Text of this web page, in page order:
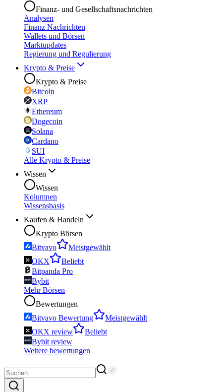
Finanz- und Gesellschaftsnachrichten
Analysen
Finanz Nachrichten
Wallets und Börsen
Marktupdates
Regierung und Regulierung
Krypto & Preise
Krypto & Preise
Bitcoin
XRP
Ethereum
Dogecoin
Solana
Cardano
SUI
Alle Krypto & Preise
Wissen
Wissen
Kolumnen
Wissensbasis
Kaufen & Handeln
Krypto Börsen
Bitvavo
Meistgewählt
OKX
Beliebt
Bitpanda Pro
Bybit
Mehr Börsen
Bewertungen
Bitvavo Bewertung
Meistgewählt
OKX review
Beliebt
Bybit review
Weitere bewertungen